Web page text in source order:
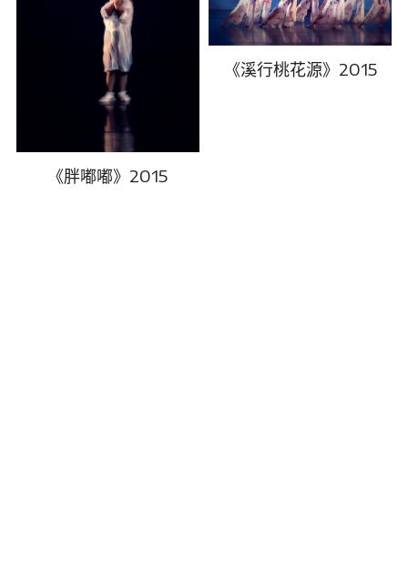
《胖嘟嘟》2015
《溪行桃花源》2015